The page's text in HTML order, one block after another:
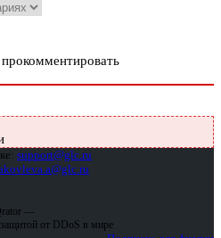
support@glc.ru
—
от DDoS в мире